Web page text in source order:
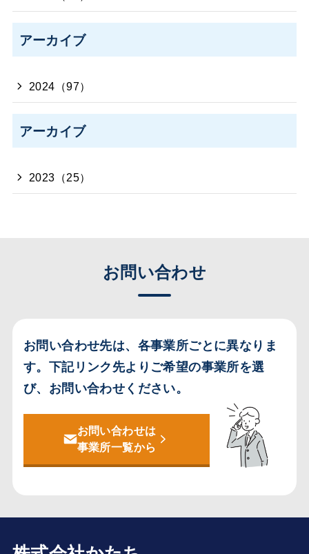
アーカイブ
2024（97）
アーカイブ
2023（25）
お問い合わせ
お問い合わせ先は、各事業所ごとに異なりま
す。 下記リンク先よりご希望の事業所を選
び、お問い合わせください。
お問い合わせは
事業所一覧から